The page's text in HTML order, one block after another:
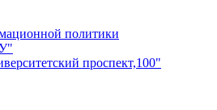
политики
проспект,100"